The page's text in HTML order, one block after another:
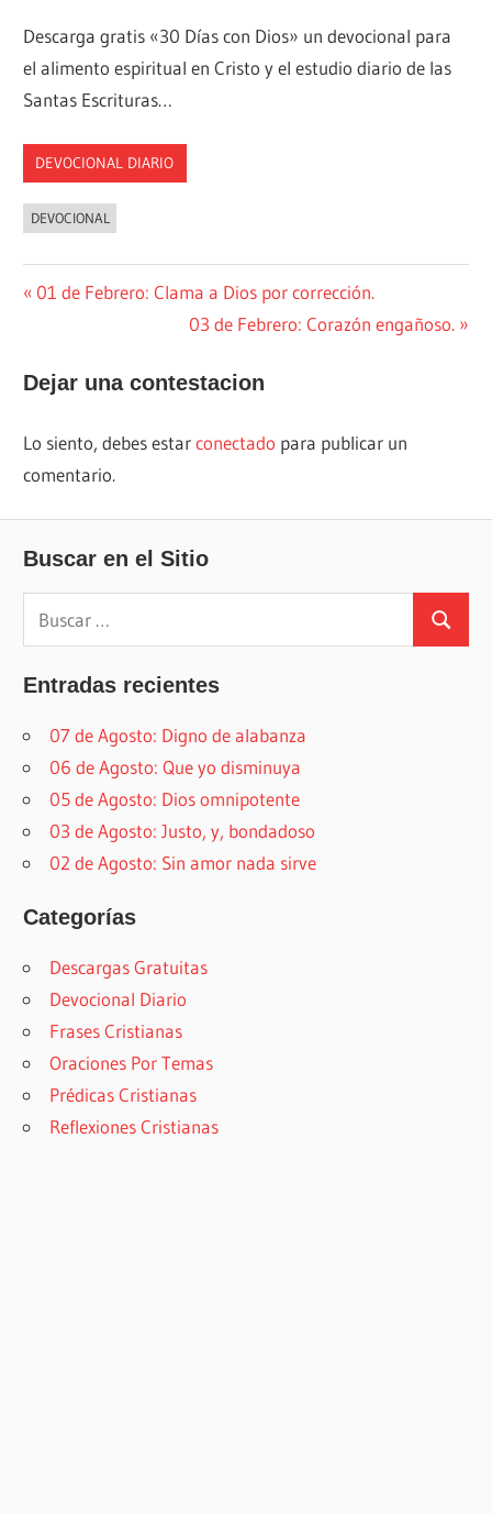
Descarga gratis «30 Días con Dios» un devocional para
el alimento espiritual en Cristo y el estudio diario de las
Santas Escrituras…
DEVOCIONAL DIARIO
DEVOCIONAL
Navegación
entradas
Entrada
01 de Febrero: Clama a Dios por corrección.
Siguiente
03 de Febrero: Corazón engañoso.
Dejar una contestacion
Lo siento, debes estarconectado para publicar un
comentario.
Buscar en el Sitio
Buscar:
Buscar
Entradas recientes
07 de Agosto: Digno de alabanza
06 de Agosto: Que yo disminuya
05 de Agosto: Dios omnipotente
03 de Agosto: Justo, y, bondadoso
02 de Agosto: Sin amor nada sirve
Categorías
Descargas Gratuitas
Devocional Diario
Frases Cristianas
Oraciones Por Temas
Prédicas Cristianas
Reflexiones Cristianas